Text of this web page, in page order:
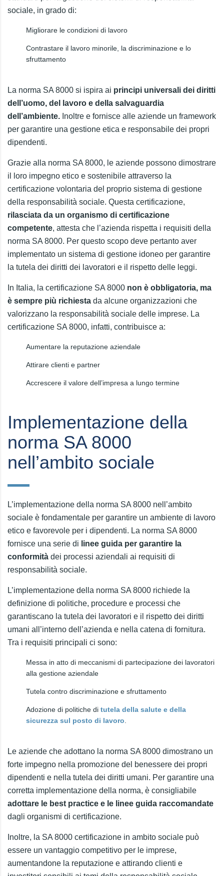
sociale, in grado di:
Migliorare le condizioni di lavoro
Contrastare il lavoro minorile, la discriminazione e lo
sfruttamento
La norma SA 8000 si ispira ai principi universali dei diritti
dell’uomo, del lavoro e della salvaguardia
dell’ambiente. Inoltre e fornisce alle aziende un framework
per garantire una gestione etica e responsabile dei propri
dipendenti.
Grazie alla norma SA 8000, le aziende possono dimostrare
il loro impegno etico e sostenibile attraverso la
certificazione volontaria del proprio sistema di gestione
della responsabilità sociale. Questa certificazione,
rilasciata da un organismo di certificazione
competente, attesta che l’azienda rispetta i requisiti della
norma SA 8000. Per questo scopo deve pertanto aver
implementato un sistema di gestione idoneo per garantire
la tutela dei diritti dei lavoratori e il rispetto delle leggi.
In Italia, la certificazione SA 8000 non è obbligatoria, ma
è sempre più richiesta da alcune organizzazioni che
valorizzano la responsabilità sociale delle imprese. La
certificazione SA 8000, infatti, contribuisce a:
Aumentare la reputazione aziendale
Attirare clienti e partner
Accrescere il valore dell’impresa a lungo termine
Implementazione della
norma SA 8000
nell’ambito sociale
L’implementazione della norma SA 8000 nell’ambito
sociale è fondamentale per garantire un ambiente di lavoro
etico e favorevole per i dipendenti. La norma SA 8000
fornisce una serie di linee guida per garantire la
conformità dei processi aziendali ai requisiti di
responsabilità sociale.
L’implementazione della norma SA 8000 richiede la
definizione di politiche, procedure e processi che
garantiscano la tutela dei lavoratori e il rispetto dei diritti
umani all’interno dell’azienda e nella catena di fornitura.
Tra i requisiti principali ci sono:
Messa in atto di meccanismi di partecipazione dei lavoratori
alla gestione aziendale
Tutela contro discriminazione e sfruttamento
Adozione di politiche di tutela della salute e della
sicurezza sul posto di lavoro
Le aziende che adottano la norma SA 8000 dimostrano un
forte impegno nella promozione del benessere dei propri
dipendenti e nella tutela dei diritti umani. Per garantire una
corretta implementazione della norma, è consigliabile
adottare le best practice e le linee guida raccomandate
dagli organismi di certificazione.
Inoltre, la SA 8000 certificazione in ambito sociale può
essere un vantaggio competitivo per le imprese,
aumentandone la reputazione e attirando clienti e